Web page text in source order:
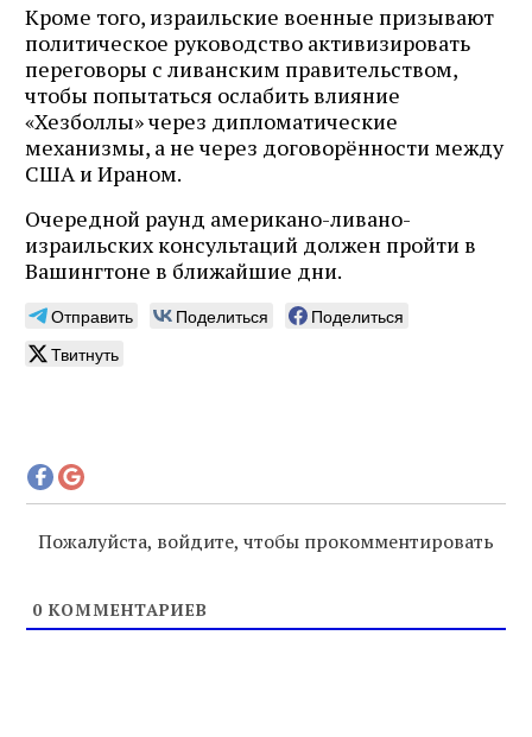
Кроме того, израильские военные призывают
политическое руководство активизировать
переговоры с ливанским правительством,
чтобы попытаться ослабить влияние
«Хезболлы» через дипломатические
механизмы, а не через договорённости между
США и Ираном.
Очередной раунд американо-ливано-
израильских консультаций должен пройти в
Вашингтоне в ближайшие дни.
Отправить Поделиться
Поделиться
Твитнуть
Пожалуйста, войдите, чтобы прокомментировать
0 КОММЕНТАРИЕВ